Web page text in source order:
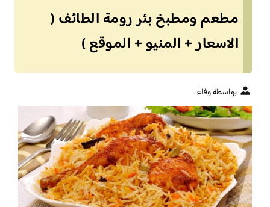
مطعم ومطبخ بئر رومة الطائف (
الاسعار + المنيو + الموقع )
بواسطة:وفاء